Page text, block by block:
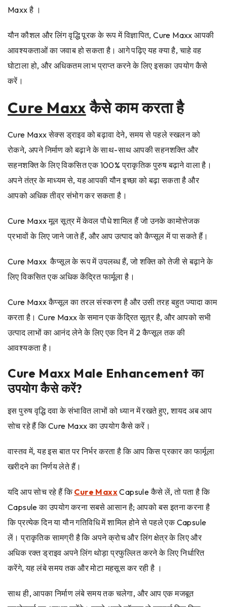
Maxx है ।
यौन कौशल और लिंग वृद्धि पूरक के रूप में विज्ञापित, Cure Maxx आपकी
आवश्यकताओं का जवाब हो सकता है। आगे पढ़िए यह क्या है, चाहे वह
घोटाला हो, और अधिकतम लाभ प्राप्त करने के लिए इसका उपयोग कैसे
करें।
Cure Maxxकैसे काम करता है
Cure Maxx सेक्स ड्राइव को बढ़ावा देने, समय से पहले स्खलन को
रोकने, अपने निर्माण को बढ़ाने के साथ-साथ आपकी सहनशक्ति और
सहनशक्ति के लिए विकसित एक 100% प्राकृतिक पुरुष बढ़ाने वाला है।
अपने तंत्र के माध्यम से, यह आपकी यौन इच्छा को बढ़ा सकता है और
आपको अधिक तीव्र संभोग कर सकता है।
Cure Maxx मूल सूत्र में केवल पौधे शामिल हैं जो उनके कामोत्तेजक
प्रभावों के लिए जाने जाते हैं, और आप उत्पाद को कैप्सूल में पा सकते हैं।
Cure Maxx कैप्सूल के रूप में उपलब्ध हैं, जो शक्ति को तेजी से बढ़ाने के
लिए विकसित एक अधिक केंद्रित फार्मूला है।
Cure Maxx कैप्सूल का तरल संस्करण है और उसी तरह बहुत ज्यादा काम
करता है। Cure Maxx के समान एक केंद्रित सूत्र है, और आपको सभी
उत्पाद लाभों का आनंद लेने के लिए एक दिन में 2 कैप्सूल तक की
आवश्यकता है।
Cure Maxx Male Enhancement का
उपयोग कैसे करें?
इस पुरुष वृद्धि दवा के संभावित लाभों को ध्यान में रखते हुए, शायद अब आप
सोच रहे हैं कि Cure Maxx का उपयोग कैसे करें।
वास्तव में, यह इस बात पर निर्भर करता है कि आप किस प्रकार का फार्मूला
खरीदने का निर्णय लेते हैं।
यदि आप सोच रहे हैं किCure Maxx Capsule कैसे लें, तो पता है कि
Capsule का उपयोग करना सबसे आसान है; आपको बस इतना करना है
कि प्रत्येक दिन या यौन गतिविधि में शामिल होने से पहले एक Capsule
लें। प्राकृतिक सामग्री है कि अपने क्रोच और लिंग क्षेत्र के लिए और
अधिक रक्त ड्राइव अपने लिंग थोड़ा प्रफुल्लित करने के लिए निर्धारित
करेंगे, यह लंबे समय तक और मोटा महसूस कर रही है ।
साथ ही, आपका निर्माण लंबे समय तक चलेगा, और आप एक मजबूत